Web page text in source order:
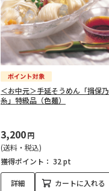
＜お中元＞手延そうめん「揖保乃
糸」特級品（色麺）
3,200円
(送料・税込)
獲得ポイント： 32 pt
詳細 カートに入れる